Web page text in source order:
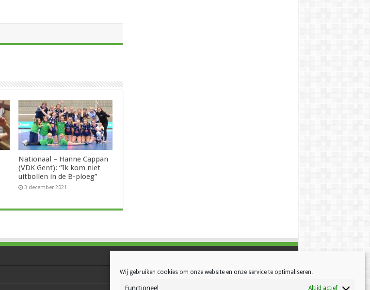
Wij gebruiken cookies om onze website en onze service te optimaliseren.
Functioneel Altijd actief
Nationaal – Hanne Cappan
(VDK Gent): “Ik kom niet
uitbollen in de B-ploeg”
3 december 2021